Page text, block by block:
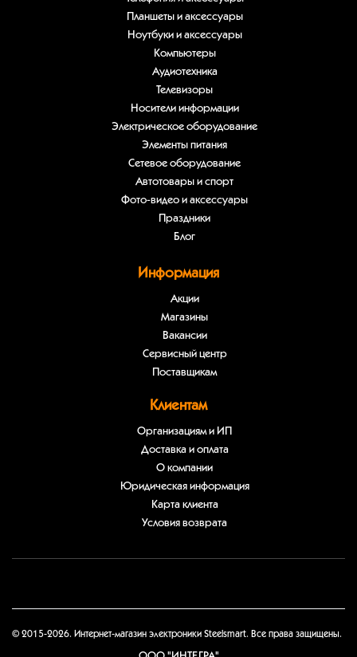
Планшеты и аксессуары
Ноутбуки и аксессуары
Компьютеры
Аудиотехника
Телевизоры
Носители информации
Электрическое оборудование
Элементы питания
Сетевое оборудование
Автотовары и спорт
Фото-видео и аксессуары
Праздники
Блог
Информация
Акции
Магазины
Вакансии
Сервисный центр
Поставщикам
Клиентам
Организациям и ИП
Доставка и оплата
О компании
Юридическая информация
Карта клиента
Условия возврата
© 2015-2026. Интернет-магазин электроники Steelsmart. Все права защищены.